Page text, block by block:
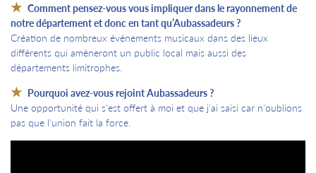
Comment pensez-vous vous impliquer dans le rayonnement de
notre département et donc en tant qu’Aubassadeurs ?
Création de nombreux événements musicaux dans des lieux
différents qui amèneront un public local mais aussi des
départements limitrophes.
Pourquoi avez-vous rejoint Aubassadeurs ?
Une opportunité qui s'est offert à moi et que j'ai saisi car n'oublions
pas que l'union fait la force.